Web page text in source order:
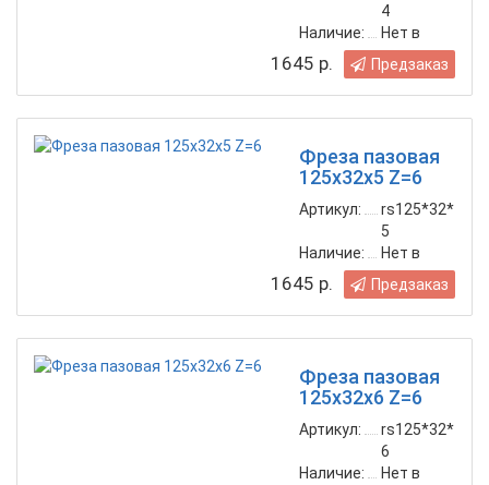
4
Наличие:
Нет в
наличии
1645 р. Предзаказ
Фреза пазовая
125х32х5 Z=6
Артикул:
rs125*32*
5
Наличие:
Нет в
наличии
1645 р. Предзаказ
Фреза пазовая
125х32х6 Z=6
Артикул:
rs125*32*
6
Наличие:
Нет в